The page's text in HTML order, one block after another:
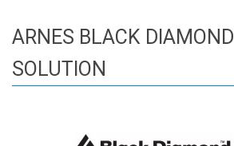
ARNES BLACK DIAMOND
SOLUTION